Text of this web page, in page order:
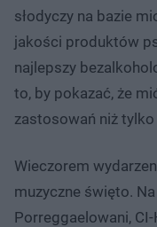
słodyczy na bazie
jakości produktów
najlepszy
to, by pokazać, że
zastosowań niż
Wieczorem
muzyczne święto.
Porreggaelowani,